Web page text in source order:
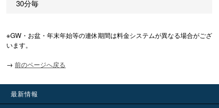
30分毎
※GW・お盆・年末年始等の連休期間は料金システムが異なる場合がござ
います。
→ 前のページへ戻る
最新情報